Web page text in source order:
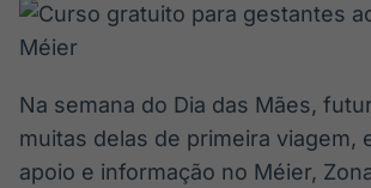
Ticker
Cotações e
headlines de
notícias
Na semana do Dia das Mães,
muitas delas de primeira viagem,
apoio e informação no Méier,